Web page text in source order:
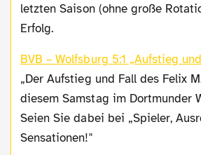
letzten Saison (ohne große
Erfolg.
BVB – Wolfsburg 5:1 „Aufstieg
„Der Aufstieg und Fall des Felix
diesem Samstag im Dortmunder
Seien Sie dabei bei „Spieler,
Sensationen!"